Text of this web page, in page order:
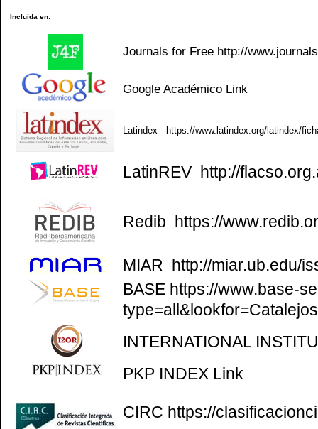
Incluida en:
Journals for Free http://
Google Académico Link
Latindex https://www.latindex.org/latindex/
LatinREV http://
Redib https://
MIAR
http://miar.ub.edu/
BASE https://www.base-
INTERNATIONAL
PKP INDEX Link
CIRC https://